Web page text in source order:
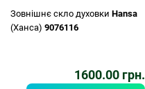
Зовнішнє скло духовки Hansa
(Ханса) 9076116
1600.00 грн.